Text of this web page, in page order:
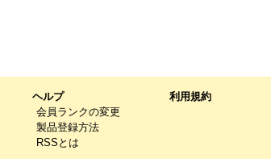
ヘルプ
会員ランクの変更
製品登録方法
RSSとは
利用規約